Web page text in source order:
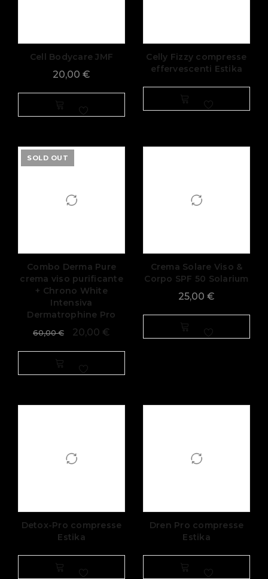
Cell Bodycare JMF
20,00 €
Celly Fizzy compresse
effervescenti Estika
SOLD OUT
Combo Derma Pure
crema viso purificante
+ Chrono White
Intensiva
Dermatrophine Pro
60,00€ 20,00 €
Crema Solare Viso &
Corpo SPF 50 Solarium
25,00 €
Detox-Pro compresse
Estika
Dren Pro compresse
Estika